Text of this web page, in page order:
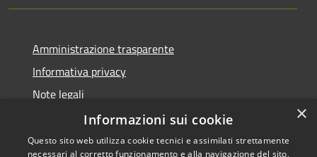
Amministrazione trasparente
Informativa privacy
Note legali
Dichiarazione di accessibilità
×
Informazioni sui cookie
Questo sito web utilizza cookie tecnici e assimilati strettamente
necessari al corretto funzionamento e alla navigazione del sito,